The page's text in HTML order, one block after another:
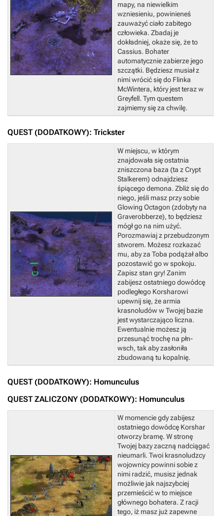
mapy, na niewielkim
wzniesieniu, powinieneś
zauważyć ciało zabitego
człowieka. Zbadaj je
dokładniej, okaże się, że to
Cassius. Bohater
automatycznie zabierze jego
szczątki. Będziesz musiał z
nimi wrócić się do Flinka
McWintera, który jest teraz w
Greyfell. Tym questem
zajmiemy się za chwilę.
QUEST (DODATKOWY): Trickster
W miejscu, w którym
znajdowała się ostatnia
zniszczona baza (ta z Crypt
Stalkerem) odnajdziesz
śpiącego demona. Zbliż się do
niego, jeśli masz przy sobie
Glowing Octagon (zdobyty na
Graverobberze), to będziesz
mógł go na nim użyć.
Porozmawiaj z przebudzonym
stworem. Możesz rozkazać
mu, aby za Toba podążał albo
pozostawić go w spokoju.
Zapisz stan gry! Zanim
zabijesz ostatniego dowódcę
podległego Korsharowi
upewnij się, że armia
krasnoludów w Twojej bazie
jest wystarczająco liczna.
Ewentualnie możesz ją
przesunąć trochę na płn-
wsch, tak aby zasłoniła
zbudowaną tu kopalnię.
QUEST (DODATKOWY): Homunculus
QUEST ZALICZONY (DODATKOWY): Homunculus
W momencie gdy zabijesz
ostatniego dowódcę Korshar
otworzy bramę. W stronę
Twojej bazy zaczną nadciągać
nieumarli. Twoi krasnoludzcy
wojownicy powinni sobie z
nimi radzić, musisz jednak
możliwie jak najszybciej
przemieścić w to miejsce
głównego bohatera. Z racji
tego, iż masz już zapewne